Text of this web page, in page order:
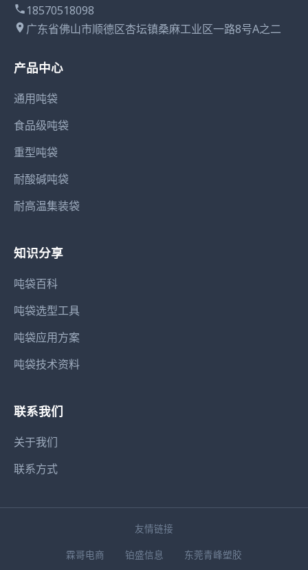
18570518098
广东省佛山市顺德区杏坛镇桑麻工业区一路8号A之二
产品中心
通用吨袋
食品级吨袋
重型吨袋
耐酸碱吨袋
耐高温集装袋
知识分享
吨袋百科
吨袋选型工具
吨袋应用方案
吨袋技术资料
联系我们
关于我们
联系方式
友情链接
霖哥电商
铂盛信息 东莞青峰塑胶